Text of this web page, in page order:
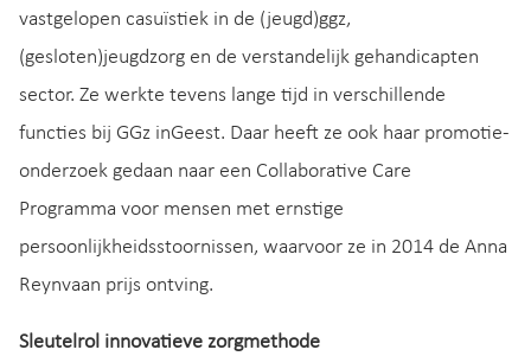
vastgelopen casuïstiek in de (jeugd)ggz,
(gesloten)jeugdzorg en de verstandelijk gehandicapten
sector. Ze werkte tevens lange tijd in verschillende
functies bij GGz inGeest. Daar heeft ze ook haar promotie-
onderzoek gedaan naar een Collaborative Care
Programma voor mensen met ernstige
persoonlijkheidsstoornissen, waarvoor ze in 2014 de Anna
Reynvaan prijs ontving.
Sleutelrol innovatieve zorgmethode